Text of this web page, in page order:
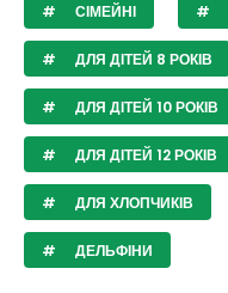
СІМЕЙНІ
ДЛЯ ДІТЕЙ 8 РОКІВ
ДЛЯ ДІТЕЙ 10 РОКІВ
ДЛЯ ДІТЕЙ 12 РОКІВ
ДЛЯ ХЛОПЧИКІВ
ДЕЛЬФІНИ